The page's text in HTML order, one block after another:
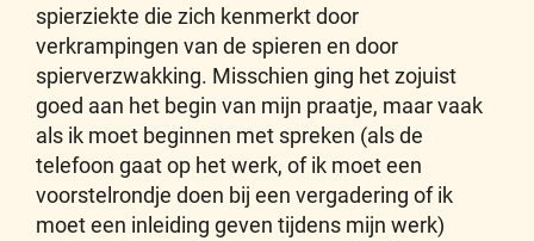
spierziekte die zich kenmerkt door
verkrampingen van de spieren en door
spierverzwakking. Misschien ging het zojuist
goed aan het begin van mijn praatje, maar vaak
als ik moet beginnen met spreken (als de
telefoon gaat op het werk, of ik moet een
voorstelrondje doen bij een vergadering of ik
moet een inleiding geven tijdens mijn werk)